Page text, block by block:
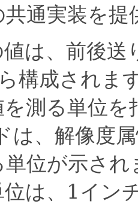
通実装を
は、前後
構成されま
を測る単位
は、解像度
位が示され
位は、1イン